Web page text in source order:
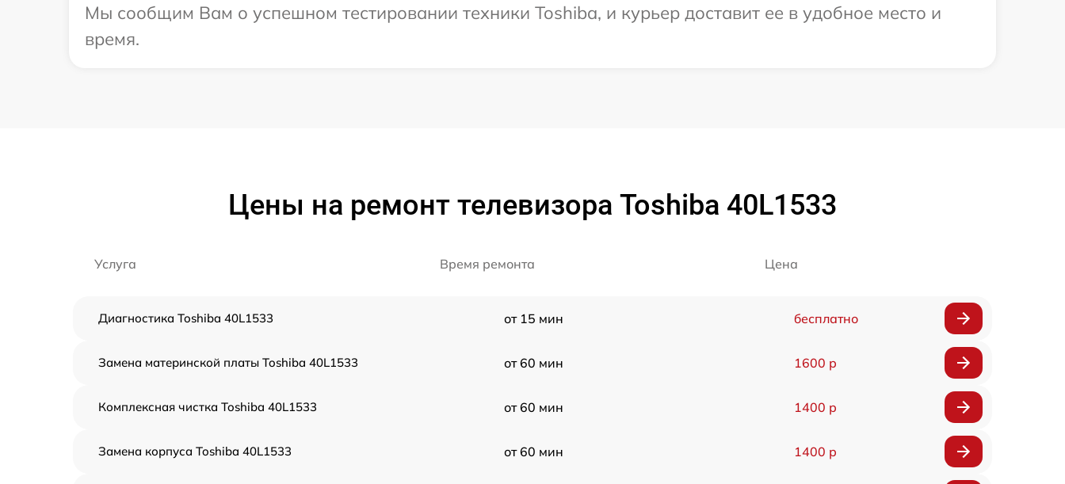
Мы сообщим Вам о успешном тестировании техники Toshiba, и курьер доставит ее в удобное место и
время.
Цены на ремонт телевизора Toshiba 40L1533
Услуга Время ремонта Цена
Диагностика Toshiba 40L1533 от 15 мин бесплатно
Замена материнской платы Toshiba 40L1533 от 60 мин 1600 р
Комплексная чистка Toshiba 40L1533 от 60 мин 1400 р
Замена корпуса Toshiba 40L1533 от 60 мин 1400 р